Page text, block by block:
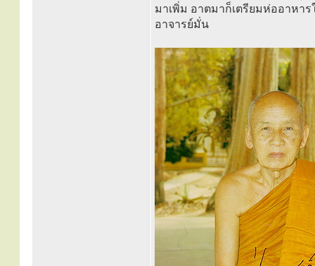
มาเพิ่ม อาตมาก็เตรียมห่ออาหา
อาจารย์มั่น